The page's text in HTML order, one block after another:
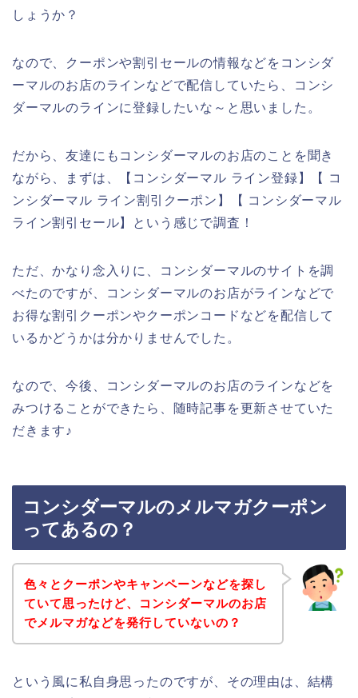
しょうか？
なので、クーポンや割引セールの情報などをコンシダ
ーマルのお店のラインなどで配信していたら、コンシ
ダーマルのラインに登録したいな～と思いました。
だから、友達にもコンシダーマルのお店のことを聞き
ながら、まずは、【コンシダーマル ライン登録】【 コ
ンシダーマル ライン割引クーポン】【 コンシダーマル
ライン割引セール】という感じで調査！
ただ、かなり念入りに、コンシダーマルのサイトを調
べたのですが、コンシダーマルのお店がラインなどで
お得な割引クーポンやクーポンコードなどを配信して
いるかどうかは分かりませんでした。
なので、今後、コンシダーマルのお店のラインなどを
みつけることができたら、随時記事を更新させていた
だきます♪
コンシダーマルのメルマガクーポン
ってあるの？
色々とクーポンやキャンペーンなどを探し
ていて思ったけど、コンシダーマルのお店
でメルマガなどを発行していないの？
という風に私自身思ったのですが、その理由は、結構